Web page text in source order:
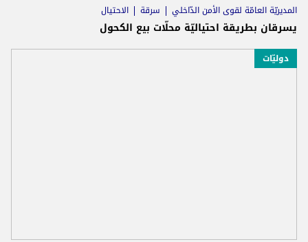
المديريّة العامّة لقوى الأمن الدّاخلي سرقة الاحتيال
يسرقان بطريقة احتياليّة محلّات بيع الكحول
دوليّات